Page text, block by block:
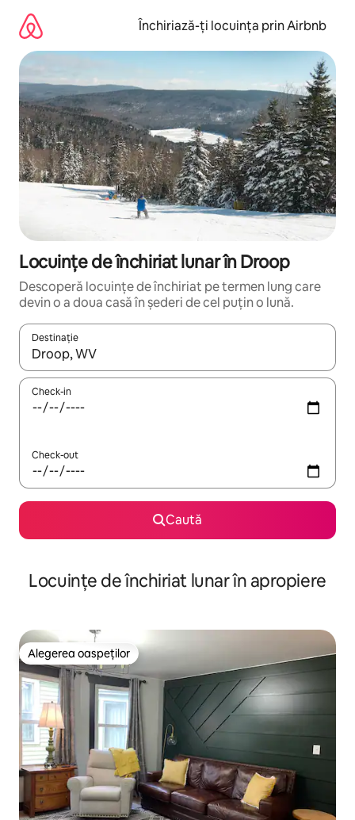
mergi
conținut
Închiriază-ți locuința prin Airbnb
Locuințe de închiriat lunar în Droop
Descoperă locuințe de închiriat pe termen lung care
devin o a doua casă în șederi de cel puțin o lună.
Destinație
Când se încarcă rezultatele, navighează folosind tastele
Check-in
Check-out
Caută
Locuințe de închiriat lunar în apropiere
Alegerea oaspeților
Alegerea oaspeților